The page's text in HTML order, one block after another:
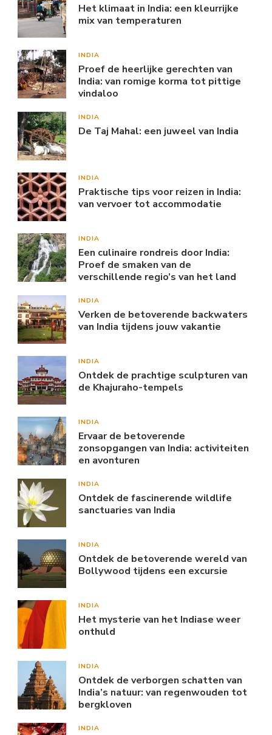
Het klimaat in India: een kleurrijke
mix van temperaturen
INDIA
Proef de heerlijke gerechten van
India: van romige korma tot pittige
vindaloo
INDIA
De Taj Mahal: een juweel van India
INDIA
Praktische tips voor reizen in India:
van vervoer tot accommodatie
INDIA
Een culinaire rondreis door India:
Proef de smaken van de
verschillende regio’s van het land
INDIA
Verken de betoverende backwaters
van India tijdens jouw vakantie
INDIA
Ontdek de prachtige sculpturen van
de Khajuraho-tempels
INDIA
Ervaar de betoverende
zonsopgangen van India: activiteiten
en avonturen
INDIA
Ontdek de fascinerende wildlife
sanctuaries van India
INDIA
Ontdek de betoverende wereld van
Bollywood tijdens een excursie
INDIA
Het mysterie van het Indiase weer
onthuld
INDIA
Ontdek de verborgen schatten van
India’s natuur: van regenwouden tot
bergkloven
INDIA